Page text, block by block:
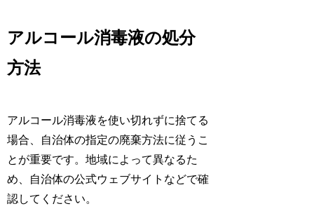
アルコール消毒液の処分
方法
アルコール消毒液を使い切れずに捨てる
場合、自治体の指定の廃棄方法に従うこ
とが重要です。地域によって異なるた
め、自治体の公式ウェブサイトなどで確
認してください。